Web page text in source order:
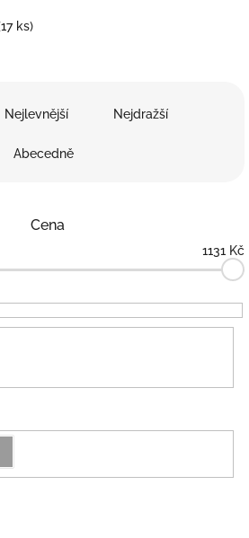
ks)
Nejlevnější Nejdražší
Abecedně
Cena
1131 Kč